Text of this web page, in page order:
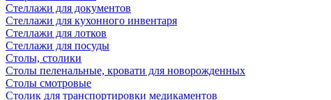
Стеллажи для документов
Стеллажи для кухонного инвентаря
Стеллажи для лотков
Стеллажи для посуды
Столы, столики
Столы пеленальные, кровати для новорожденных
Столы смотровые
Столик для транспортировки медикаментов